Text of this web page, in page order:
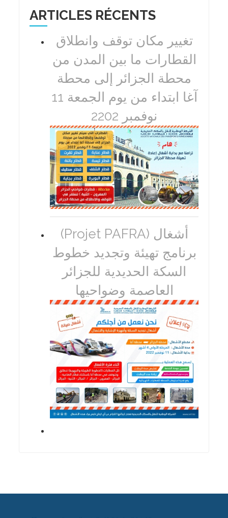
ARTICLES RÉCENTS
تغيير مكان توقف وانطلاق
القطارات ما بين المدن من
محطة الجزائر إلى محطة
آغا ابتداء من يوم الجمعة 11
نوفمبر 2202
(Projet PAFRA) أشغال
برنامج تهيئة وتجديد خطوط
السكة الحديدية للجزائر
العاصمة وضواحيها